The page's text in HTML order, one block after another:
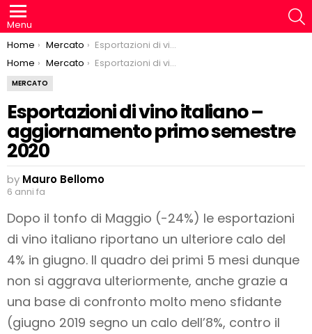
Menu
You are here:
Home Mercato
Esportazioni di vino italiano – aggiornamento primo semestre 2020
You are here:
Home Mercato Esportazioni di vino italiano – aggiornamento primo semestre 2020
MERCATO
Esportazioni di vino italiano –
aggiornamento primo semestre
2020
by Mauro Bellomo
6 anni fa
Dopo il tonfo di Maggio (-24%) le esportazioni
di vino italiano riportano un ulteriore calo del
4% in giugno. Il quadro dei primi 5 mesi dunque
non si aggrava ulteriormente, anche grazie a
una base di confronto molto meno sfidante
(giugno 2019 segno un calo dell’8%, contro il